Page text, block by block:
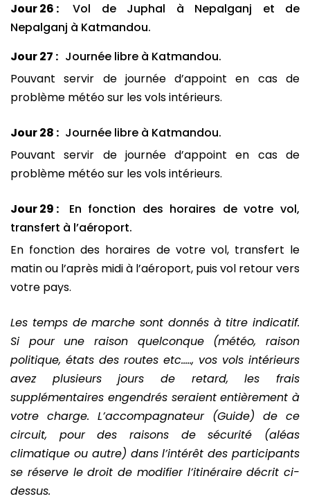
Jour 26 :
Vol de Juphal à Nepalganj et de
Nepalganj à Katmandou.
Jour 27 : Journée libre à Katmandou.
Pouvant servir de journée d’appoint en cas de
problème météo sur les vols intérieurs.
Jour 28 : Journée libre à Katmandou.
Pouvant servir de journée d’appoint en cas de
problème météo sur les vols intérieurs.
Jour 29 :
En fonction des horaires de votre vol,
transfert à l’aéroport.
En fonction des horaires de votre vol, transfert le
matin ou l’après midi à l’aéroport, puis vol retour vers
votre pays.
Les temps de marche sont donnés à titre indicatif.
Si pour une raison quelconque (météo, raison
politique, états des routes etc….., vos vols intérieurs
avez plusieurs jours de retard, les frais
supplémentaires engendrés seraient entièrement à
votre charge. L’accompagnateur (Guide) de ce
circuit, pour des raisons de sécurité (aléas
climatique ou autre) dans l’intérêt des participants
se réserve le droit de modifier l’itinéraire décrit ci-
dessus.